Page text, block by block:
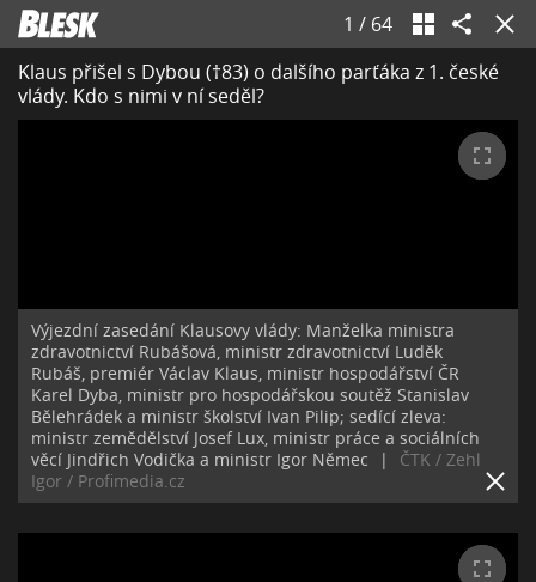
1 / 64
Klaus přišel s Dybou (†83) o dalšího parťáka z 1. české
vlády. Kdo s nimi v ní seděl?
Výjezdní zasedání Klausovy vlády: Manželka ministra
zdravotnictví Rubášová, ministr zdravotnictví Luděk
Rubáš, premiér Václav Klaus, ministr hospodářství ČR
Karel Dyba, ministr pro hospodářskou soutěž Stanislav
Bělehrádek a ministr školství Ivan Pilip; sedící zleva:
ministr zemědělství Josef Lux, ministr práce a sociálních
věcí Jindřich Vodička a ministr Igor Němec
|
ČTK / Zehl
Igor / Profimedia.cz